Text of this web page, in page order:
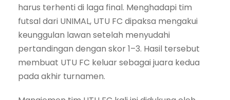
harus terhenti di laga final. Menghadapi tim
futsal dari UNIMAL, UTU FC dipaksa mengakui
keunggulan lawan setelah menyudahi
pertandingan dengan skor 1–3. Hasil tersebut
membuat UTU FC keluar sebagai juara kedua
pada akhir turnamen.